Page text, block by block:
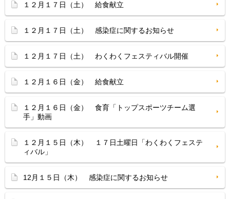
１２月１７日（土） 給食献立
１２月１７日（土） 感染症に関するお知らせ
１２月１７日（土） わくわくフェスティバル開催
１２月１６日（金） 給食献立
１２月１６日（金） 食育「トップスポーツチーム選
手」動画
１２月１５日（木） １７日土曜日「わくわくフェステ
ィバル」
12月１５日（木） 感染症に関するお知らせ